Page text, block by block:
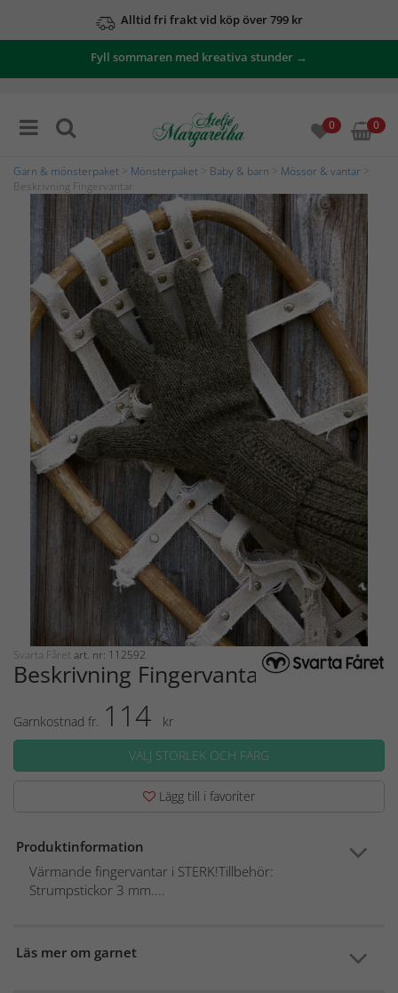
Alltid fri frakt vid köp över 799 kr
Fyll sommaren med kreativa stunder →
0 0
Garn & mönsterpaket Mönsterpaket Baby & barn Mössor & vantar
Beskrivning Fingervantar
Svarta Fåret art. nr: 112592
Beskrivning Fingervantar
Garnkostnad fr. 114
kr
VÄLJ STORLEK OCH FÄRG
Lägg till i favoriter
Produktinformation
Värmande fingervantar i STERK!Tillbehör:
Strumpstickor 3 mm....
Läs mer om garnet